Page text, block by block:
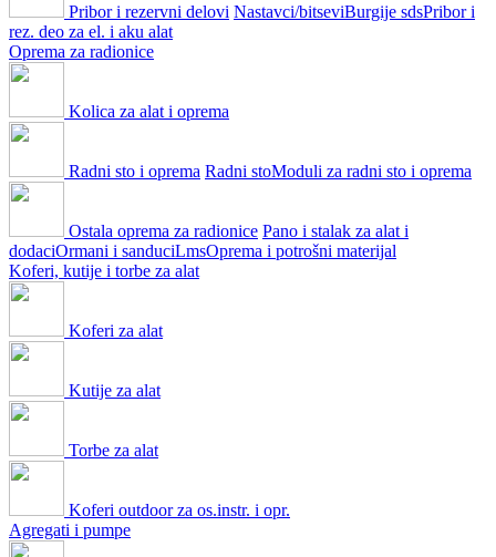
Pribor i rezervni delovi Nastavci/bitseviBurgije sdsPribor i
rez. deo za el. i aku alat
Oprema za radionice
Kolica za alat i oprema
Radni sto i oprema Radni stoModuli za radni sto i oprema
Ostala oprema za radionice Pano i stalak za alat i
dodaciOrmani i sanduciLmsOprema i potrošni materijal
Koferi, kutije i torbe za alat
Koferi za alat
Kutije za alat
Torbe za alat
Koferi outdoor za os.instr. i opr.
Agregati i pumpe